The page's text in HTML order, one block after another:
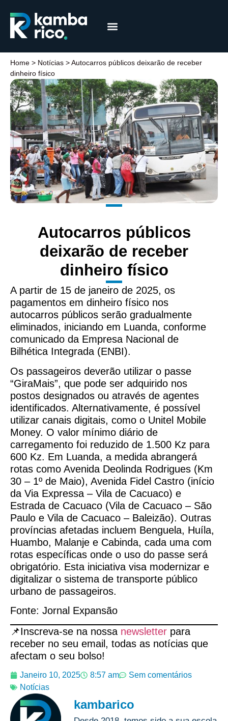
Home > Notícias >Autocarros públicos deixarão de receber
dinheiro físico
Autocarros públicos
deixarão de receber
dinheiro físico
A partir de 15 de janeiro de 2025, os
pagamentos em dinheiro físico nos
autocarros públicos serão gradualmente
eliminados, iniciando em Luanda, conforme
comunicado da Empresa Nacional de
Bilhética Integrada (ENBI).
Os passageiros deverão utilizar o passe
“GiraMais”, que pode ser adquirido nos
postos designados ou através de agentes
identificados. Alternativamente, é possível
utilizar canais digitais, como o Unitel Mobile
Money. O valor mínimo diário de
carregamento foi reduzido de 1.500 Kz para
600 Kz. Em Luanda, a medida abrangerá
rotas como Avenida Deolinda Rodrigues (Km
30 – 1º de Maio), Avenida Fidel Castro (início
da Via Expressa – Vila de Cacuaco) e
Estrada de Cacuaco (Vila de Cacuaco – São
Paulo e Vila de Cacuaco – Baleizão). Outras
províncias afetadas incluem Benguela, Huíla,
Huambo, Malanje e Cabinda, cada uma com
rotas específicas onde o uso do passe será
obrigatório. Esta iniciativa visa modernizar e
digitalizar o sistema de transporte público
urbano de passageiros.
Fonte: Jornal Expansão
📌Inscreva-se na nossa newsletter para
receber no seu email, todas as notícias que
afectam o seu bolso!
Janeiro 10, 2025 8:57 am
Sem comentários
Notícias
kambarico